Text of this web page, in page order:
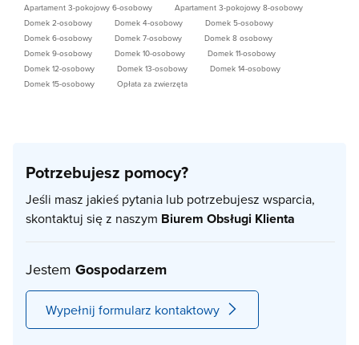
Apartament 3-pokojowy 6-osobowy
Apartament 3-pokojowy 8-osobowy
Domek 2-osobowy
Domek 4-osobowy
Domek 5-osobowy
Domek 6-osobowy
Domek 7-osobowy
Domek 8 osobowy
Domek 9-osobowy
Domek 10-osobowy
Domek 11-osobowy
Domek 12-osobowy
Domek 13-osobowy
Domek 14-osobowy
Domek 15-osobowy
Opłata za zwierzęta
Potrzebujesz pomocy?
Jeśli masz jakieś pytania lub potrzebujesz wsparcia,
skontaktuj się z naszym Biurem Obsługi Klienta
Jestem Gospodarzem
Wypełnij formularz kontaktowy